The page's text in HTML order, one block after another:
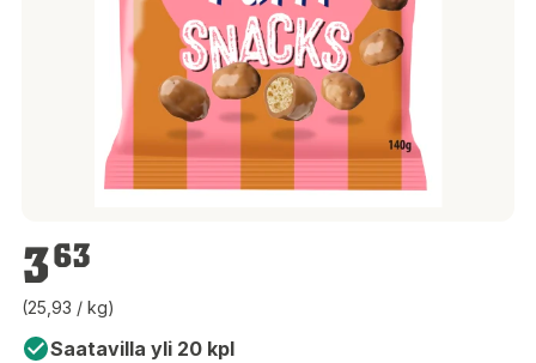
3,63 €
363
(25,93 / kg)
Saatavilla yli 20 kpl